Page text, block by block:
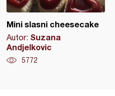
Mini slasni cheesecake
Autor: Suzana
Andjelkovic
5772